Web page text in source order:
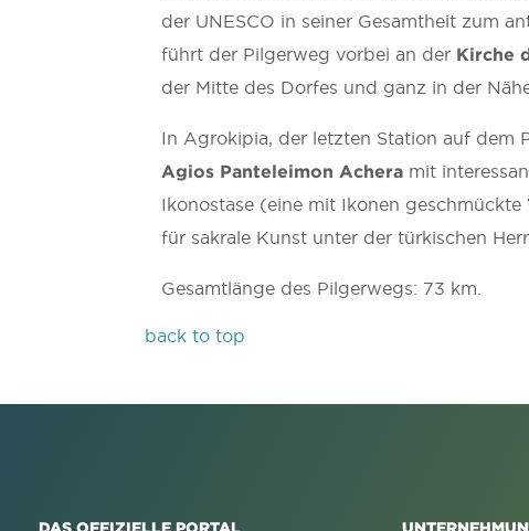
der UNESCO in seiner Gesamtheit zum
führt der Pilgerweg vorbei an der Kirche
der Mitte des Dorfes und ganz in der
In Agrokipia, der letzten Station auf dem
Agios Panteleimon Achera mit
Ikonostase (eine mit Ikonen
für sakrale Kunst unter der türkischen
Gesamtlänge des Pilgerwegs: 73 km.
back to top
DAS OFFIZIELLE PORTAL